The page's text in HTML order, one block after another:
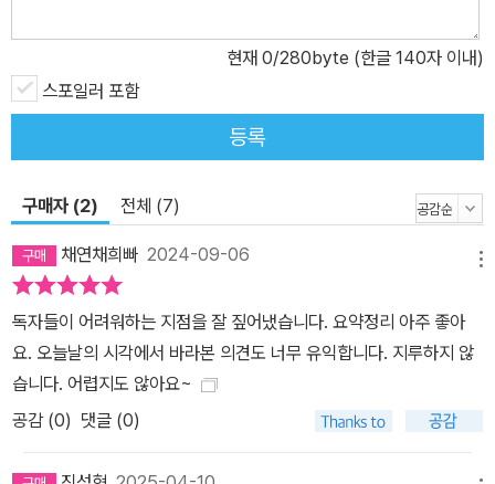
할 수 있는 입문서를 제공하기 위해서입니다. <군주론>의 이해를 돕
기 위해 주요사건 연대기(1430-1530)를 통해 당시의 역사적 배경
을 제공합니다. 이는 독자들이 마키아벨리가 어떤 환경에서 이 책을
썼는지를 이해하는 데 큰 도움을 줍니다. 이어서 다양한 통치 형태와
다리우스의 제국이 후계자들에게 반란을 일으키지 않은 이유 등 여러
정부 형태를 가진 도시와 군주국을 다루는 방법, 자신의 무기와 용기
로 쟁취한 새로운 통치, 외부 지원과 운으로 얻어진 새로운 군주국, 범
죄로 인해 권력을 잡은 자들, 백성에 의해 이양된 통치 등 다양한 사례
를 통해 군주가 직면할 수 있는 여러 상황에 대한 현실적인 조언을 제
공합니다. 그는 군주국의 힘을 평가하는 방법, 영적 군주국, 군대의 다
양한 유형과 보조 병력, 그리고 군주가 전쟁에서 지켜야 할 것들에 대
해서도 깊이 있는 분석을 합니다. 이 책은 군주가 칭찬과 비난을 얻는
현재 0/280byte (한글 140자 이내)
스포일러 포함
등록
구매자 (2) 전체 (7)
채연채희빠 2024-09-06
독자들이 어려워하는 지점을 잘 짚어냈습니다. 요약정리 아주 좋아
요. 오늘날의 시각에서 바라본 의견도 너무 유익합니다. 지루하지 않
습니다. 어렵지도 않아요~
공감 (0) 댓글 (0)